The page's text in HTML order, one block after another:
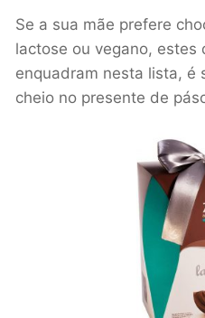
Se a sua mãe prefere
lactose ou vegano, estes
enquadram nesta lista, é
cheio no presente de